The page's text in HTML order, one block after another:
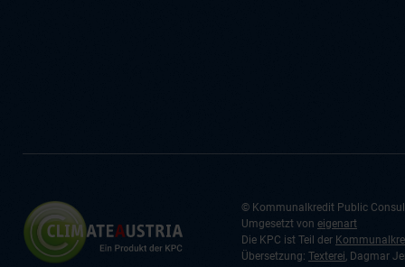
© Kommunalkredit Public
Umgesetzt von eigenart
Die KPC ist Teil der
Übersetzung: Texterei, Dagmar